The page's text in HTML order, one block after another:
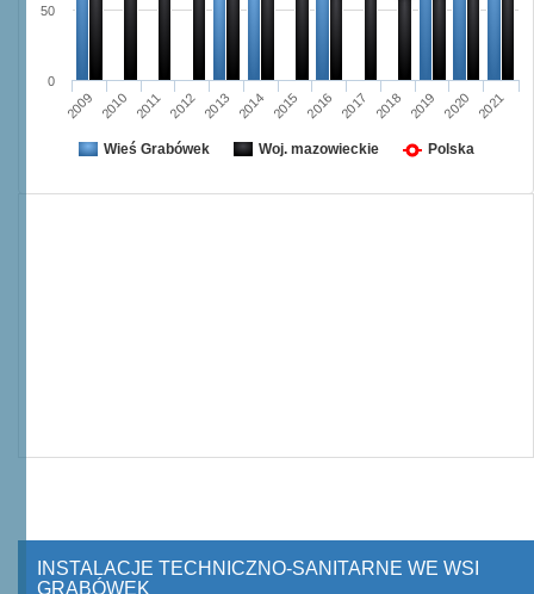
2009 2010 2011 2012 2013 2014 2015 2016 2017 2018 2019 2020 2021
0
50
Wieś Grabówek Woj. mazowieckie Polska
INSTALACJE TECHNICZNO-SANITARNE WE WSI
GRABÓWEK